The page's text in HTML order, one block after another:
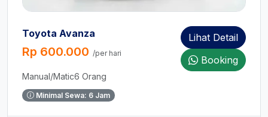
Toyota Avanza
Rp 600.000 /per hari
Manual/Matic6 Orang
Minimal Sewa: 6 Jam
Lihat Detail
Booking